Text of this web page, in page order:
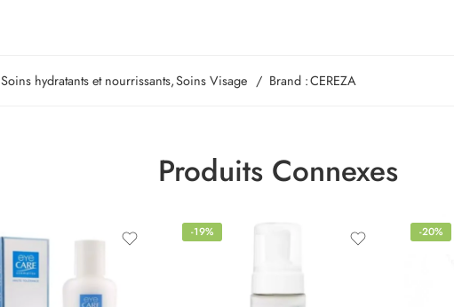
Soins hydratants et nourrissants,Soins Visage Brand :CEREZA
Produits Connexes
-19% -20%